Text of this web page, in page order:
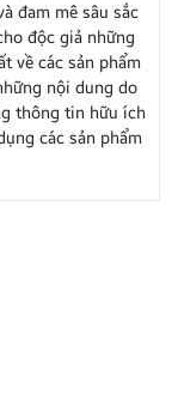
đam mê sâu sắc
độc giả những
về các sản phẩm
nội dung do
thông tin hữu ích
các sản phẩm